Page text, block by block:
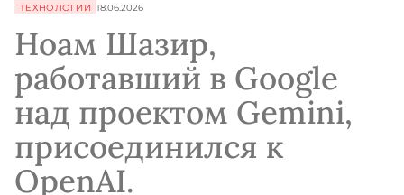
ТЕХНОЛОГИИ 18.06.2026
Ноам Шазир,
работавший в Google
над проектом Gemini,
присоединился к
OpenAI.